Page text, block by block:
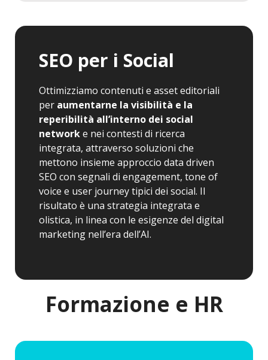
SEO per i Social
Ottimizziamo contenuti e asset editoriali
per aumentarne la visibilità e la
reperibilità all’interno dei social
networke nei contesti di ricerca
integrata, attraverso soluzioni che
mettono insieme approccio data driven
SEO con segnali di engagement, tone of
voice e user journey tipici dei social. Il
risultato è una strategia integrata e
olistica, in linea con le esigenze del digital
marketing nell’era dell’AI.
Formazione e HR